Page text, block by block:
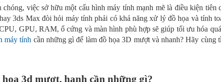
việc sở hữu một cấu hình máy tính mạnh mẽ là điều kiện tiên
3ds Max đòi hỏi máy tính phải có khả năng xử lý đồ họa và tính
GPU, RAM, ổ cứng và màn hình phù hợp sẽ giúp tối ưu hóa
máy tính cần những gì để làm đồ họa 3D mượt và nhanh? Hãy cùng
3d mượt, hanh cần những gì?